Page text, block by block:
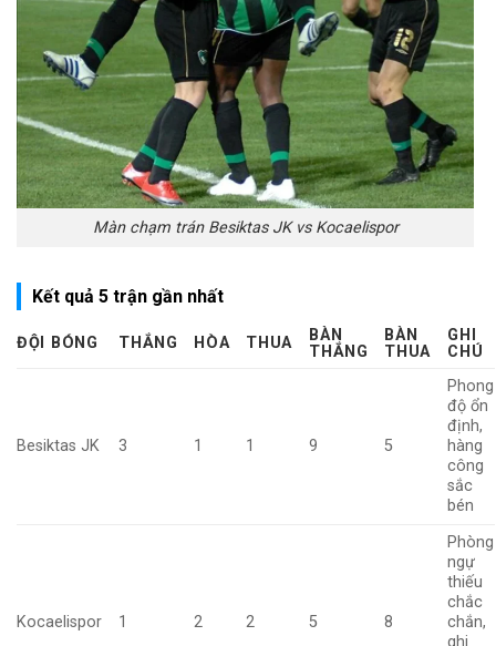
Màn chạm trán Besiktas JK vs Kocaelispor
Kết quả 5 trận gần nhất
ĐỘI BÓNG THẮNG HÒA THUA
BÀN
THẮNG
BÀN
THUA
GHI
CHÚ
Besiktas JK 3 1 1 9 5
Phong
độ ổn
định,
hàng
công
sắc
bén
Kocaelispor 1 2 2 5 8
Phòng
ngự
thiếu
chắc
chắn,
ghi